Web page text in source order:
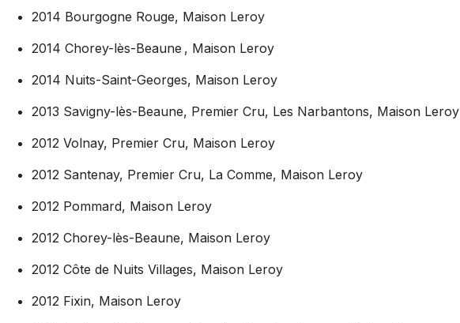
2014 Bourgogne Rouge, Maison Leroy
2014 Chorey-lès-Beaune , Maison Leroy
2014 Nuits-Saint-Georges, Maison Leroy
2013 Savigny-lès-Beaune, Premier Cru, Les Narbantons, Maison Leroy
2012 Volnay, Premier Cru, Maison Leroy
2012 Santenay, Premier Cru, La Comme, Maison Leroy
2012 Pommard, Maison Leroy
2012 Chorey-lès-Beaune, Maison Leroy
2012 Côte de Nuits Villages, Maison Leroy
2012 Fixin, Maison Leroy